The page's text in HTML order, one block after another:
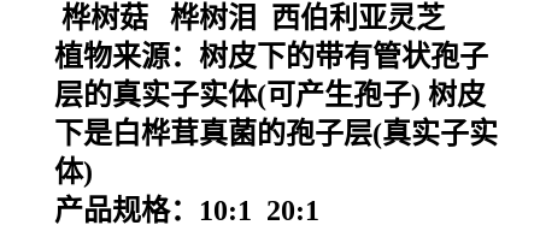
桦树菇 桦树泪 西伯利亚灵芝
植物来源： 树皮下的带有管状孢子
层的真实子实体(可产生孢子) 树皮
下是白桦茸真菌的孢子层(真实子实
体)
产品规格：10:1 20:1